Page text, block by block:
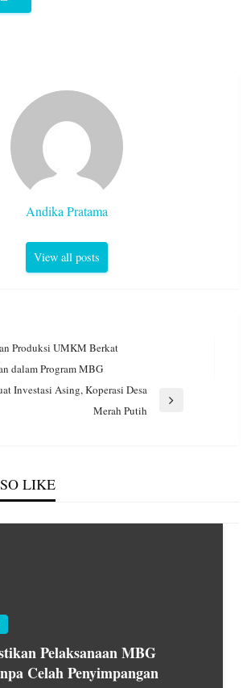
Andika Pratama
View all posts
Produksi UMKM Berkat
dalam Program MBG
Investasi Asing, Koperasi Desa
Merah Putih
LIKE
Pelaksanaan MBG
Celah Penyimpangan